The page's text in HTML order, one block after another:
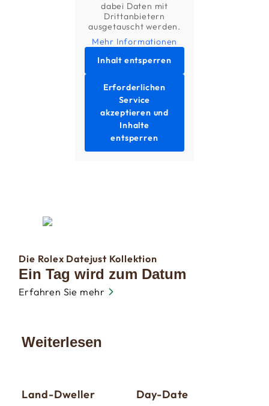
dabei Daten mit
Drittanbietern
ausgetauscht werden.
Mehr Informationen
Inhalt entsperren
Erforderlichen
Service
akzeptieren und
Inhalte
entsperren
Die Rolex Datejust Kollektion
Ein Tag wird zum Datum
Erfahren Sie mehr
Weiterlesen
Land-Dweller Day-Date